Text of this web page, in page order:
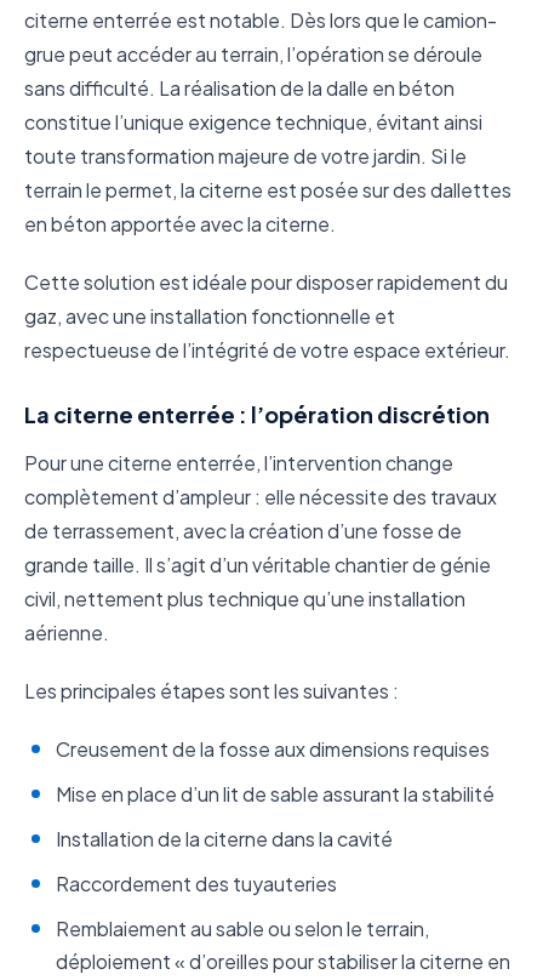
citerne enterrée est notable. Dès lors que le camion-
grue peut accéder au terrain, l’opération se déroule
sans difficulté. La réalisation de la dalle en béton
constitue l’unique exigence technique, évitant ainsi
toute transformation majeure de votre jardin. Si le
terrain le permet, la citerne est posée sur des dallettes
en béton apportée avec la citerne.
Cette solution est idéale pour disposer rapidement du
gaz, avec une installation fonctionnelle et
respectueuse de l’intégrité de votre espace extérieur.
La citerne enterrée : l’opération discrétion
Pour une citerne enterrée, l’intervention change
complètement d’ampleur : elle nécessite des travaux
de terrassement, avec la création d’une fosse de
grande taille. Il s’agit d’un véritable chantier de génie
civil, nettement plus technique qu’une installation
aérienne.
Les principales étapes sont les suivantes :
Creusement de la fosse aux dimensions requises
Mise en place d’un lit de sable assurant la stabilité
Installation de la citerne dans la cavité
Raccordement des tuyauteries
Remblaiement au sable ou selon le terrain,
déploiement « d’oreilles pour stabiliser la citerne en